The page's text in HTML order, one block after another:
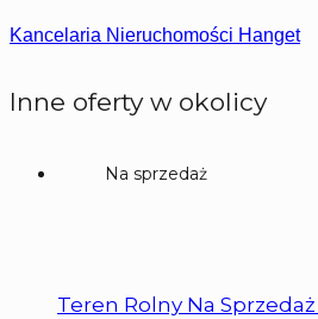
Kancelaria Nieruchomości Hanget
Inne oferty w okolicy
Na sprzedaż
Teren Rolny Na